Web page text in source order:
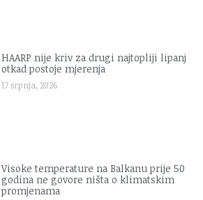
HAARP nije kriv za drugi najtopliji lipanj
otkad postoje mjerenja
17 srpnja, 2026
Visoke temperature na Balkanu prije 50
godina ne govore ništa o klimatskim
promjenama